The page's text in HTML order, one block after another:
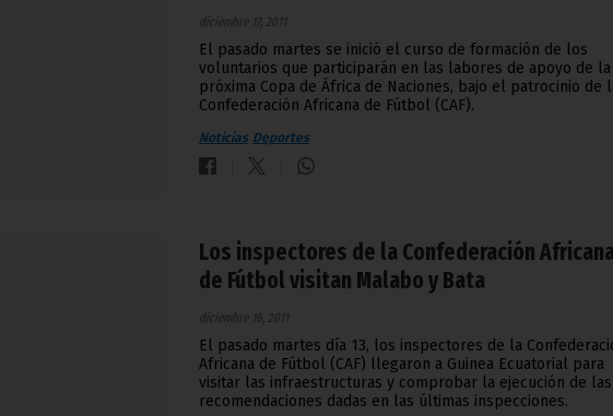
diciembre 17, 2011
El pasado martes se inició el curso de formación de los
voluntarios que participarán en las labores de apoyo de la
próxima Copa de África de Naciones, bajo el patrocinio de
Confederación Africana de Fútbol (CAF).
Noticias Deportes
Los inspectores de la Confederación
de Fútbol visitan Malabo y Bata
diciembre 16, 2011
El pasado martes día 13, los inspectores de la
Africana de Fútbol (CAF) llegaron a Guinea Ecuatorial para
visitar las infraestructuras y comprobar la ejecución de las
recomendaciones dadas en las últimas inspecciones.